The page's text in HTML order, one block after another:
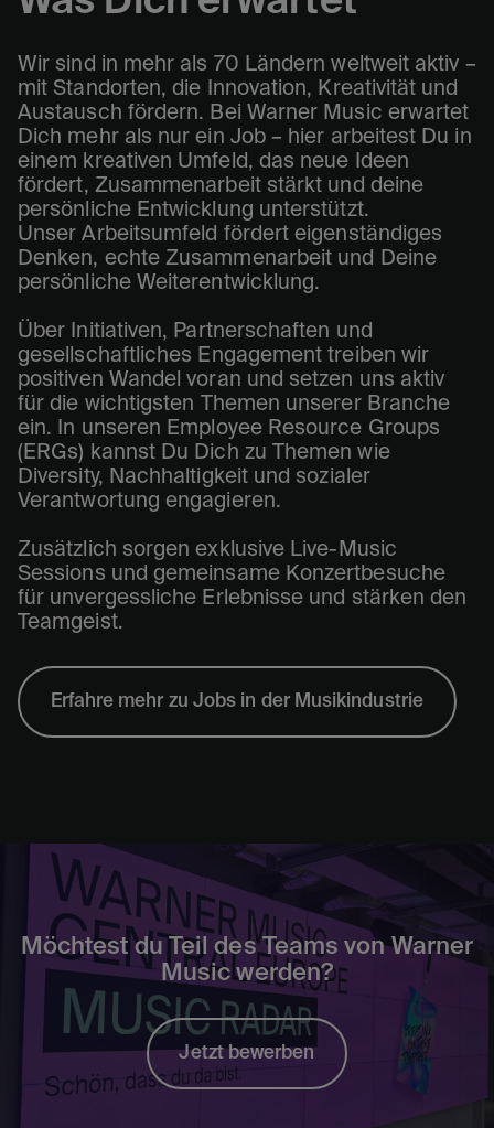
Wir sind in mehr als 70 Ländern weltweit aktiv –
mit Standorten, die Innovation, Kreativität und
Austausch fördern. Bei Warner Music erwartet
Dich mehr als nur ein Job – hier arbeitest Du in
einem kreativen Umfeld, das neue Ideen
fördert, Zusammenarbeit stärkt und deine
persönliche Entwicklung unterstützt.
Unser Arbeitsumfeld fördert eigenständiges
Denken, echte Zusammenarbeit und Deine
persönliche Weiterentwicklung.
Über Initiativen, Partnerschaften und
gesellschaftliches Engagement treiben wir
positiven Wandel voran und setzen uns aktiv
für die wichtigsten Themen unserer Branche
ein. In unseren Employee Resource Groups
(ERGs) kannst Du Dich zu Themen wie
Diversity, Nachhaltigkeit und sozialer
Verantwortung engagieren.
Zusätzlich sorgen exklusive Live-Music
Sessions und gemeinsame Konzertbesuche
für unvergessliche Erlebnisse und stärken den
Teamgeist.
Erfahre mehr zu Jobs in der Musikindustrie
Möchtest du Teil des Teams von Warner
Music werden?
Jetzt bewerben